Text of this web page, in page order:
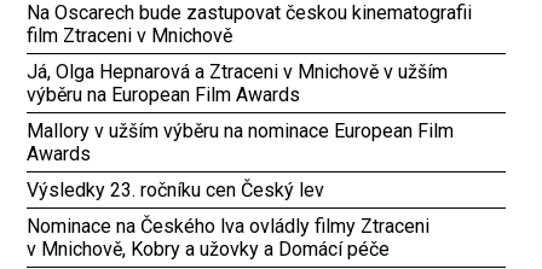
Na Oscarech bude zastupovat českou kinematografii
film Ztraceni v Mnichově
Já, Olga Hepnarová a Ztraceni v Mnichově v užším
výběru na European Film Awards
Mallory v užším výběru na nominace European Film
Awards
Výsledky 23. ročníku cen Český lev
Nominace na Českého lva ovládly filmy Ztraceni
v Mnichově, Kobry a užovky a Domácí péče